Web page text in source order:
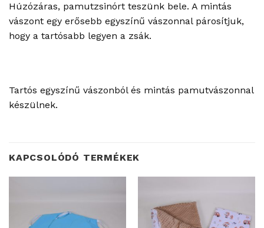
Húzózáras, pamutzsinórt teszünk bele. A mintás
vászont egy erősebb egyszínű vászonnal párosítjuk,
hogy a tartósabb legyen a zsák.
Tartós egyszínű vászonból és mintás pamutvászonnal
készülnek.
KAPCSOLÓDÓ TERMÉKEK